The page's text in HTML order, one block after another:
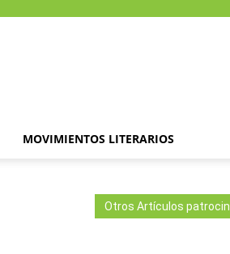
MOVIMIENTOS LITERARIOS
Otros Artículos